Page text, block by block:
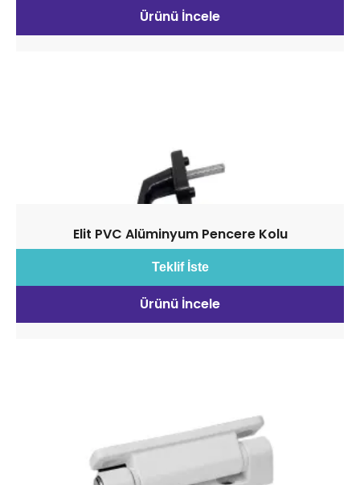
Ürünü İncele
Elit PVC Alüminyum Pencere Kolu
Teklif İste
Ürünü İncele